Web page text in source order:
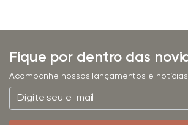
Fique por dentro das
Acompanhe nossos lançamentos e